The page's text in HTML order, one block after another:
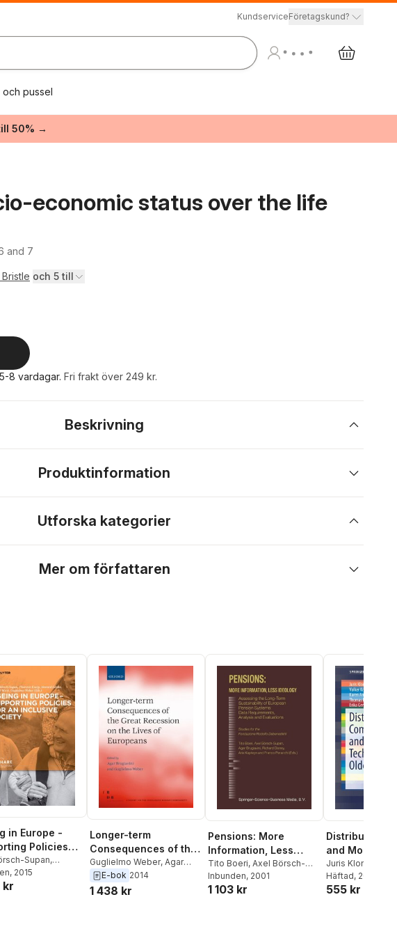
KundserviceFöretagskund?
och pussel
50% →
economic status over the life
and 7
och 5 till
8 vardagar. Fri frakt över 249 kr.
Beskrivning
Produktinformation
Utforska kategorier
Mer om författaren
in Europe -
Policies
Inclusive
Supan,
Kneip
Michal Myck
, 2015
kr
Longer-term
Consequences of the
Great Recession on
the Lives of
Europeans
Guglielmo Weber, Agar
Brugiavini
E-bok 2014
1 438 kr
Pensions: More
Information, Less
Ideology
Tito Boeri, Axel Börsch-
Supan,Agar Brugiavini
Richard Disney
Inbunden, 2001
1 103 kr
Distributed
and
Technologies
Older Patients
Juris Klonovs
Ahsanul Haque
Krüger,Kamal
Häftad, 2016
555 kr